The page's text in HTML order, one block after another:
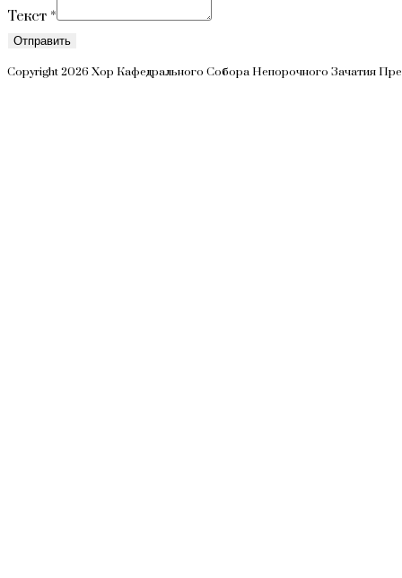
Текст *
Отправить
Copyright 2026 Хор Кафедрального Собора Непорочного Зачатия